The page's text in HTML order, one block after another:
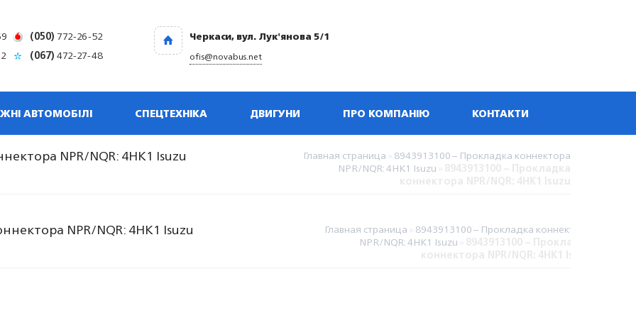
(050) 772-26-52
(067)472-27-48
Черкаси, вул. Лук'янова 5/1
ofis@novabus.net
АВТОМОБІЛІ СПЕЦТЕХНІКА ДВИГУНИ ПРО КОМПАНІЮ КОНТАКТИ
NPR/NQR: 4HK1 Isuzu Главная страница 8943913100 – Прокладка коннектора
NPR/NQR: 4HK1 Isuzu
NPR/NQR: 4HK1 Isuzu Главная страница 8943913100 – Прокладка коннектора
NPR/NQR: 4HK1 Isuzu